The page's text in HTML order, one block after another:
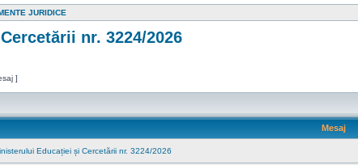
JURIDICE
nr. 3224/2026
]
Mesaj
Educației și Cercetării nr. 3224/2026